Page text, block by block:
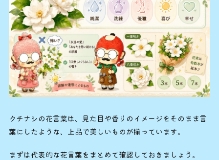
クチナシの花言葉は、見た目や香りのイメージをそのまま言
葉にしたような、上品で美しいものが揃っています。
まずは代表的な花言葉をまとめて確認しておきましょう。